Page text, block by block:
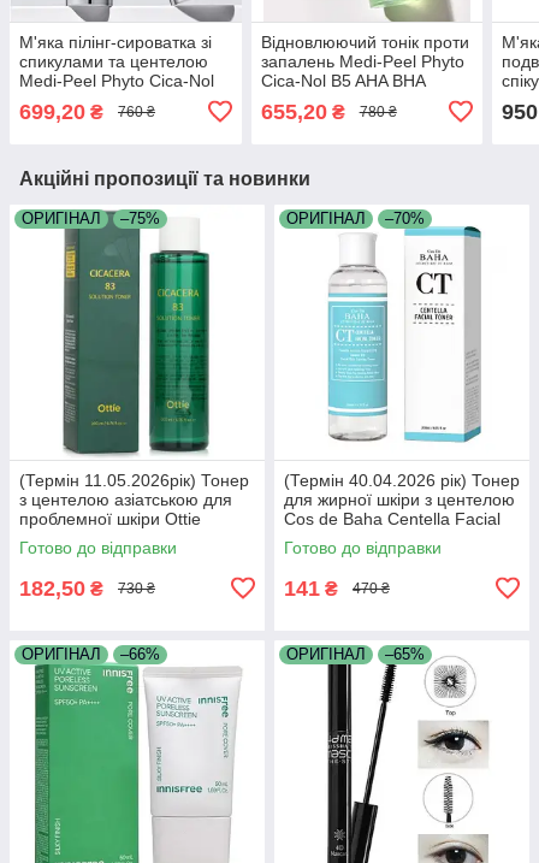
М'яка пілінг-сироватка зі
спикулами та центелою
Medi-Peel Phyto Cica-Nol
B5 3000 Shot Serum 50 мл
699,20 ₴ 760 ₴
Відновлюючий тонік проти
запалень Medi-Peel Phyto
Cica-Nol B5 AHA BHA
Vitamin Calming Toner 150
мл
655,20₴ 780 ₴ 950
Акційні пропозиції та новинки
ОРИГІНАЛ –75%
(Термін 11.05.2026рік) Тонер
з центелою азіатською для
проблемної шкіри Ottie
Cicacera 83 Solution Toner
200мл
Готово до відправки
182,50 ₴ 730 ₴
ОРИГІНАЛ –70%
(Термін 40.04.2026 рік) Тонер
для жирної шкіри з центелою
Cos de Baha Centella Facial
Toner 200 мл
Готово до відправки
141 ₴ 470 ₴
ОРИГІНАЛ –66% ОРИГІНАЛ –65%